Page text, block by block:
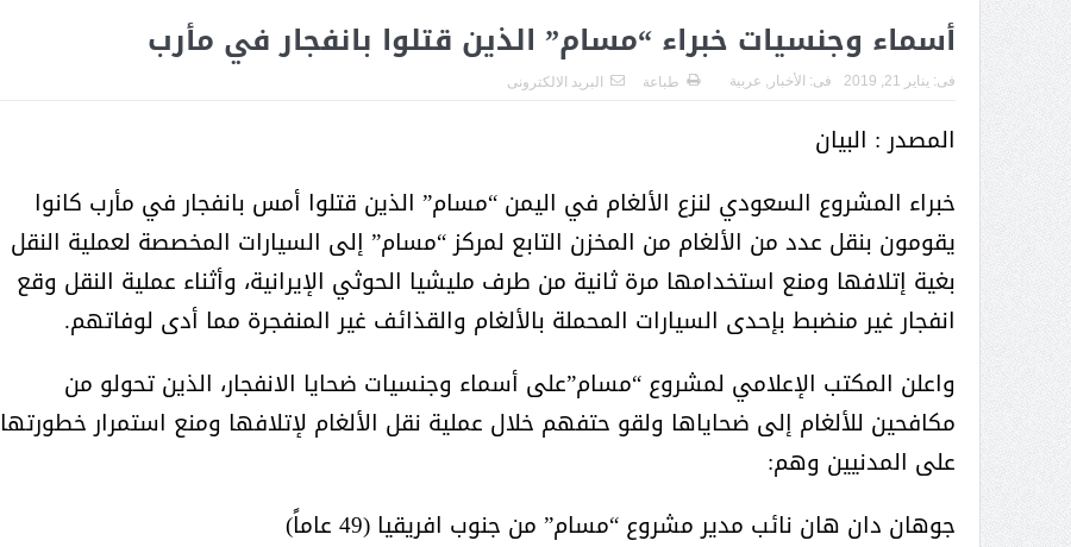
أسماء وجنسيات خبراء “مسام” الذين قتلوا بانفجار في مأرب
فى: يناير 21, 2019 فى: الأخبار عربية طباعة البريد الالكترونى
المصدر : البيان
خبراء المشروع السعودي لنزع الألغام في اليمن “مسام” الذين قتلوا أمس بانفجار في مأرب كانوا
يقومون بنقل عدد من الألغام من المخزن التابع لمركز “مسام” إلى السيارات المخصصة لعملية النقل
بغية إتلافها ومنع استخدامها مرة ثانية من طرف مليشيا الحوثي الإيرانية، وأثناء عملية النقل وقع
انفجار غير منضبط بإحدى السيارات المحملة بالألغام والقذائف غير المنفجرة مما أدى لوفاتهم.
واعلن المكتب الإعلامي لمشروع “مسام”على أسماء وجنسيات ضحايا الانفجار، الذين تحولو من
مكافحين للألغام إلى ضحاياها ولقو حتفهم خلال عملية نقل الألغام لإتلافها ومنع استمرار خطورتها
على المدنيين وهم:
جوهان دان هان نائب مدير مشروع “مسام” من جنوب افريقيا (49 عاماً)